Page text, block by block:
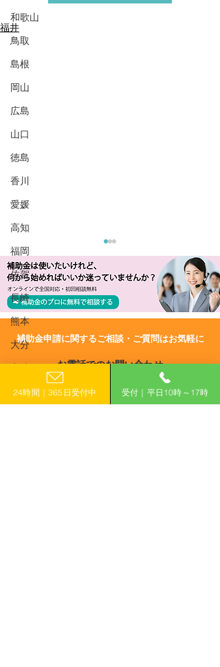
和歌山
鳥取
島根
岡山
広島
山口
徳島
香川
愛媛
高知
福岡
佐賀
長崎
熊本
大分
鹿児島
福井
1回 中小企業設備投資補
助金
​補助金申請に関するご相談・ご質問はお気軽に
お電話でのお問い合わせ
0120-399-121
（平日10:00−17:00）
24時間｜365日受付中 受付｜平日10時～17時